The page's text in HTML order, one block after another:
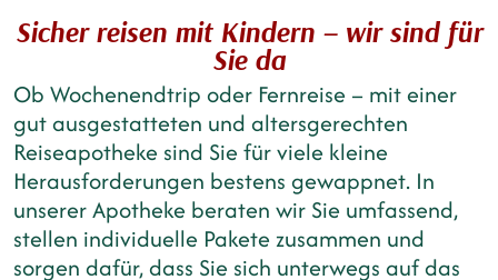
Sicher reisen mit Kindern – wir sind für
Sie da
Ob Wochenendtrip oder Fernreise – mit einer
gut ausgestatteten und altersgerechten
Reiseapotheke sind Sie für viele kleine
Herausforderungen bestens gewappnet. In
unserer Apotheke beraten wir Sie umfassend,
stellen individuelle Pakete zusammen und
sorgen dafür, dass Sie sich unterwegs auf das